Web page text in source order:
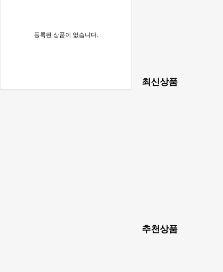
등록된 상품이 없습니다.
최신상품
추천상품